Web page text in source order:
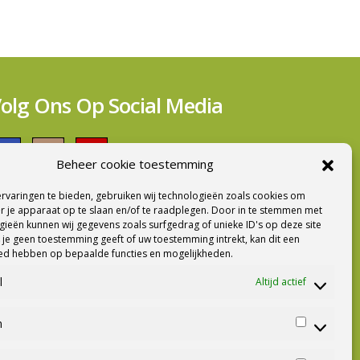
Beheer cookie toestemming
te bieden, gebruiken wij technologieën zoals cookies om
je apparaat op te slaan en/of te raadplegen. Door in te stemmen met
kunnen wij gegevens zoals surfgedrag of unieke ID's op deze site
je geen toestemming geeft of uw toestemming intrekt, kan dit een
hebben op bepaalde functies en mogelijkheden.
Altijd actief
Ons Op Social Media
Ontvangen?